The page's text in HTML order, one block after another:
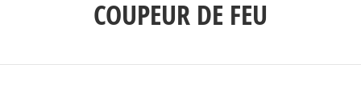
COUPEUR DE FEU